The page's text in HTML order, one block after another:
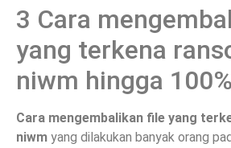
3 Cara
yang terkena
niwm hingga 100%
Cara mengembalikan file yang
niwm yang dilakukan banyak orang